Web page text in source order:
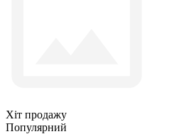
Хіт продажу
Популярний